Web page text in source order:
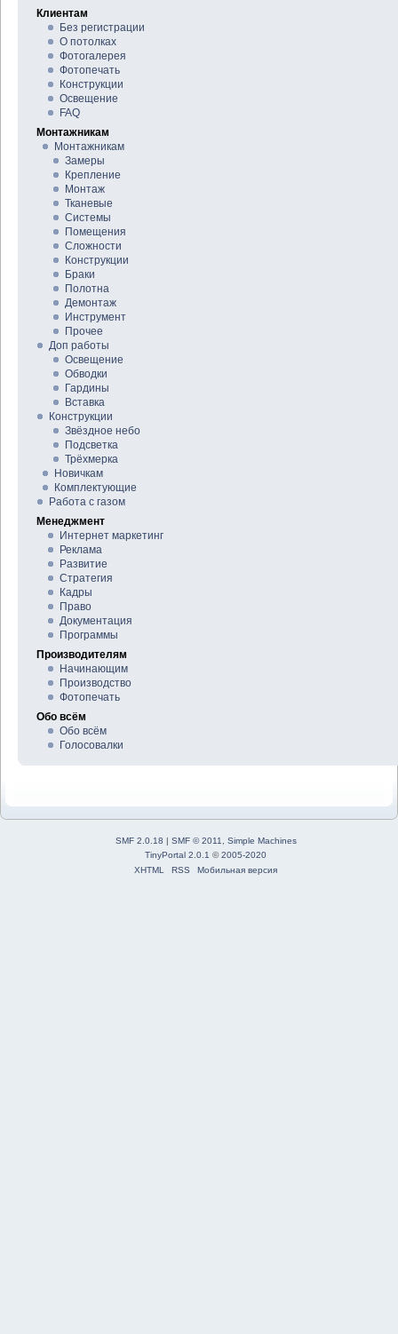
Клиентам
Без регистрации
О потолках
Фотогалерея
Фотопечать
Конструкции
Освещение
FAQ
Монтажникам
Монтажникам
Замеры
Крепление
Монтаж
Тканевые
Системы
Помещения
Сложности
Конструкции
Браки
Полотна
Демонтаж
Инструмент
Прочее
Доп работы
Освещение
Обводки
Гардины
Вставка
Конструкции
Звёздное небо
Подсветка
Трёхмерка
Новичкам
Комплектующие
Работа с газом
Менеджмент
Интернет маркетинг
Реклама
Развитие
Стратегия
Кадры
Право
Документация
Программы
Производителям
Начинающим
Производство
Фотопечать
Обо всём
Обо всём
Голосовалки
SMF 2.0.18 | SMF © 2011
Simple Machines
TinyPortal 2.0.1 ©2005-2020
XHTML
RSS Мобильная версия